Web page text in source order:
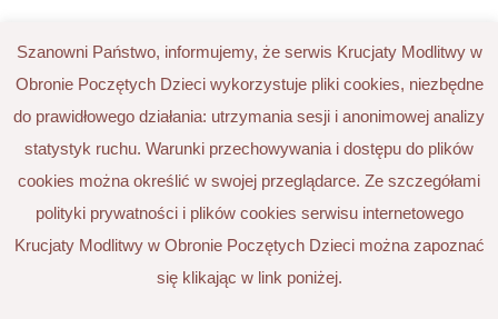
Szanowni Państwo, informujemy, że serwis Krucjaty Modlitwy w
Obronie Poczętych Dzieci wykorzystuje pliki cookies, niezbędne
do prawidłowego działania: utrzymania sesji i anonimowej analizy
statystyk ruchu. Warunki przechowywania i dostępu do plików
cookies można określić w swojej przeglądarce. Ze szczegółami
polityki prywatności i plików cookies serwisu internetowego
Krucjaty Modlitwy w Obronie Poczętych Dzieci można zapoznać
się klikając w link poniżej.